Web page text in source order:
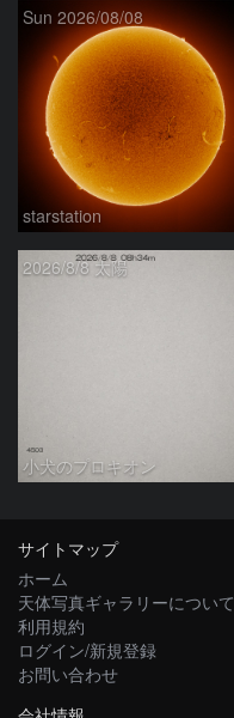
Sun 2026/08/08
starstation
2026/8/8 太陽
小犬のプロキオン
サイトマップ
ホーム
天体写真ギャラリーについて
利用規約
ログイン/新規登録
お問い合わせ